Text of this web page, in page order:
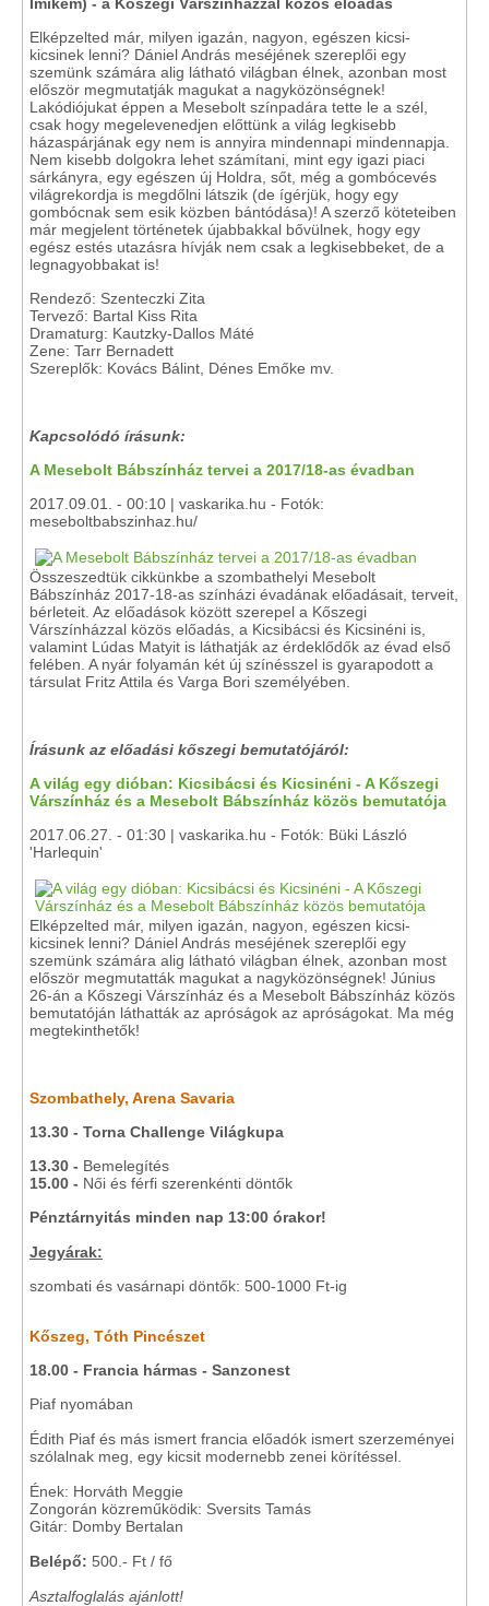
Elképzelted már, milyen igazán, nagyon, egészen kicsi-
kicsinek lenni? Dániel András meséjének szereplői egy
szemünk számára alig látható világban élnek, azonban most
először megmutatják magukat a nagyközönségnek!
Lakódiójukat éppen a Mesebolt színpadára tette le a szél,
csak hogy megelevenedjen előttünk a világ legkisebb
házaspárjának egy nem is annyira mindennapi mindennapja.
Nem kisebb dolgokra lehet számítani, mint egy igazi piaci
sárkányra, egy egészen új Holdra, sőt, még a gombócevés
világrekordja is megdőlni látszik (de ígérjük, hogy egy
gombócnak sem esik közben bántódása)! A szerző köteteiben
már megjelent történetek újabbakkal bővülnek, hogy egy
egész estés utazásra hívják nem csak a legkisebbeket, de a
legnagyobbakat is!
Rendező: Szenteczki Zita
Tervező: Bartal Kiss Rita
Dramaturg: Kautzky-Dallos Máté
Zene: Tarr Bernadett
Szereplők: Kovács Bálint, Dénes Emőke mv.
Kapcsolódó írásunk:
A Mesebolt Bábszínház tervei a 2017/18-as évadban
2017.09.01. - 00:10 | vaskarika.hu - Fotók:
meseboltbabszinhaz.hu/
Összeszedtük cikkünkbe a szombathelyi Mesebolt
Bábszínház 2017-18-as színházi évadának előadásait, terveit,
bérleteit. Az előadások között szerepel a Kőszegi
Várszínházzal közös előadás, a Kicsibácsi és Kicsinéni is,
valamint Lúdas Matyit is láthatják az érdeklődők az évad első
felében. A nyár folyamán két új színésszel is gyarapodott a
társulat Fritz Attila és Varga Bori személyében.
Írásunk az előadási kőszegi bemutatójáról:
A világ egy dióban: Kicsibácsi és Kicsinéni - A Kőszegi
Várszínház és a Mesebolt Bábszínház közös bemutatója
2017.06.27. - 01:30 | vaskarika.hu - Fotók: Büki László
'Harlequin'
Elképzelted már, milyen igazán, nagyon, egészen kicsi-
kicsinek lenni? Dániel András meséjének szereplői egy
szemünk számára alig látható világban élnek, azonban most
először megmutatták magukat a nagyközönségnek! Június
26-án a Kőszegi Várszínház és a Mesebolt Bábszínház közös
bemutatóján láthatták az apróságok az apróságokat. Ma még
megtekinthetők!
Szombathely, Arena Savaria
13.30 - Torna Challenge Világkupa
13.30 - Bemelegítés
15.00 - Női és férfi szerenkénti döntők
Pénztárnyitás minden nap 13:00 órakor!
Jegyárak:
szombati és vasárnapi döntők: 500-1000 Ft-ig
Kőszeg, Tóth Pincészet
18.00 - Francia hármas - Sanzonest
Piaf nyomában
Édith Piaf és más ismert francia előadók ismert szerzeményei
szólalnak meg, egy kicsit modernebb zenei körítéssel.
Ének: Horváth Meggie
Zongorán közreműködik: Sversits Tamás
Gitár: Domby Bertalan
Belépő: 500.- Ft / fő
Asztalfoglalás ajánlott!